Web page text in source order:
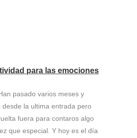
para las emociones
pasado varios meses y
desde la ultima entrada pero
fuera para contaros algo
que especial. Y hoy es el día